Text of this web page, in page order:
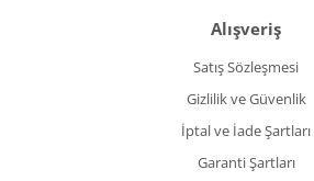
Alışveriş
Satış Sözleşmesi
Gizlilik ve Güvenlik
İptal ve İade Şartları
Garanti Şartları